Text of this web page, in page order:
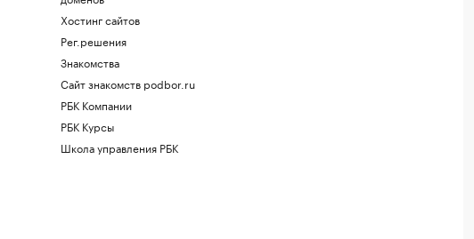
Хостинг сайтов
Рег.решения
Знакомства
Сайт знакомств podbor.ru
РБК Компании
РБК Курсы
Школа управления РБК